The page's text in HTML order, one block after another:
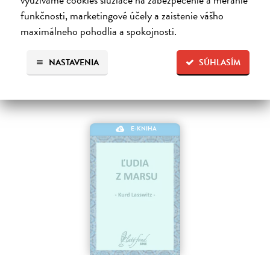
funkčnosti, marketingové účely a zaistenie vášho
maximálneho pohodlia a spokojnosti.
SÚHLASÍM
NASTAVENIA
Na stiahnutie akoEPUB ,MOBIaPDF
9,79 €
E-KNIHA